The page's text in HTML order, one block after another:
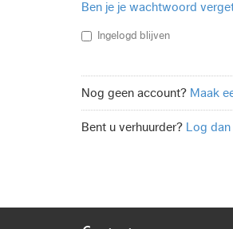
Ben je je wachtwoord
Ingelogd blijven
Nog geen account? Maak
Bent u verhuurder? Log